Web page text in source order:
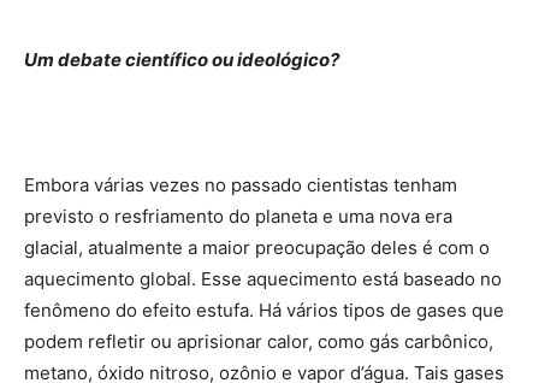
Um debate científico ou ideológico?
Embora várias vezes no passado cientistas tenham
previsto o resfriamento do planeta e uma nova era
glacial, atualmente a maior preocupação deles é com o
aquecimento global. Esse aquecimento está baseado no
fenômeno do efeito estufa. Há vários tipos de gases que
podem refletir ou aprisionar calor, como gás carbônico,
metano, óxido nitroso, ozônio e vapor d’água. Tais gases